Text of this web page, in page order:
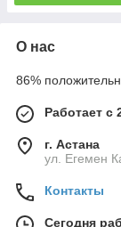
О нас
86%
Работает с
г. Астана
ул. Егемен
Контакты
Сегодня